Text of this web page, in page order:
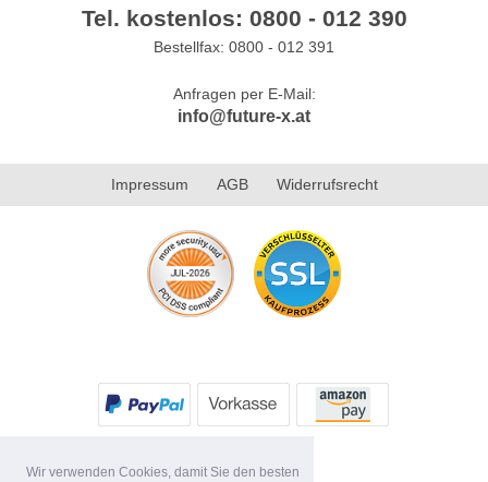
Wir verwenden Cookies, damit Sie den besten
Tel. kostenlos: 0800 - 012 390
Bestellfax: 0800 - 012 391
Anfragen per E-Mail:
info@future-x.at
Impressum AGB Widerrufsrecht